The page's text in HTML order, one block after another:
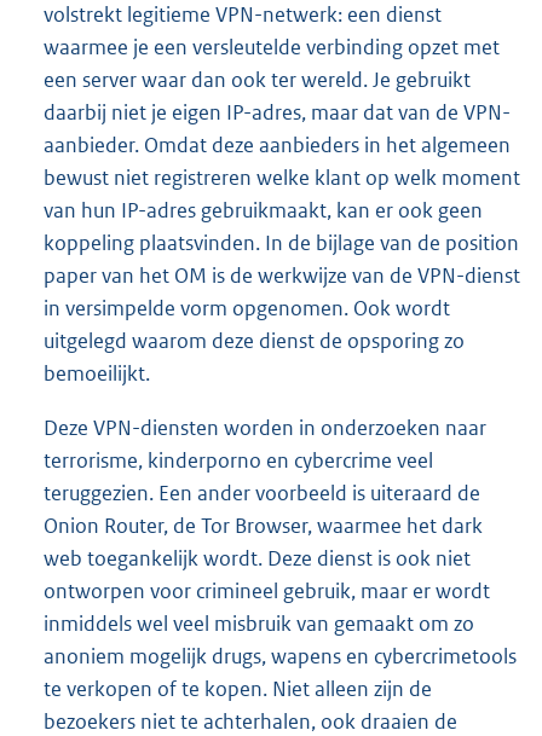
volstrekt legitieme VPN-netwerk: een dienst
waarmee je een versleutelde verbinding opzet met
een server waar dan ook ter wereld. Je gebruikt
daarbij niet je eigen IP-adres, maar dat van de VPN-
aanbieder. Omdat deze aanbieders in het algemeen
bewust niet registreren welke klant op welk moment
van hun IP-adres gebruikmaakt, kan er ook geen
koppeling plaatsvinden. In de bijlage van de position
paper van het OM is de werkwijze van de VPN-dienst
in versimpelde vorm opgenomen. Ook wordt
uitgelegd waarom deze dienst de opsporing zo
bemoeilijkt.
Deze VPN-diensten worden in onderzoeken naar
terrorisme, kinderporno en cybercrime veel
teruggezien. Een ander voorbeeld is uiteraard de
Onion Router, de Tor Browser, waarmee het dark
web toegankelijk wordt. Deze dienst is ook niet
ontworpen voor crimineel gebruik, maar er wordt
inmiddels wel veel misbruik van gemaakt om zo
anoniem mogelijk drugs, wapens en cybercrimetools
te verkopen of te kopen. Niet alleen zijn de
bezoekers niet te achterhalen, ook draaien de